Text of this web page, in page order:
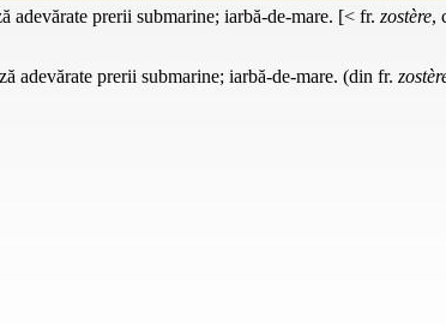
adevărate prerii submarine; iarbă-de-mare. [< fr. zostère,
adevărate prerii submarine; iarbă-de-mare. (din fr.